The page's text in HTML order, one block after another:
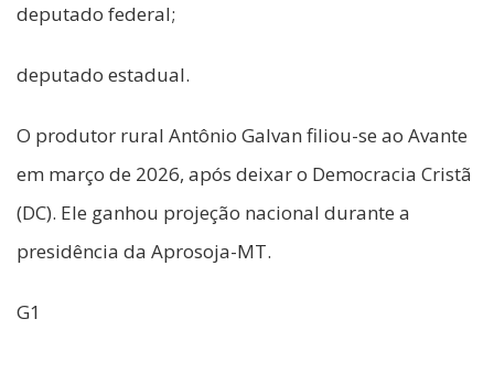
deputado federal;
deputado estadual.
O produtor rural Antônio Galvan filiou-se ao Avante
em março de 2026, após deixar o Democracia Cristã
(DC). Ele ganhou projeção nacional durante a
presidência da Aprosoja-MT.
G1